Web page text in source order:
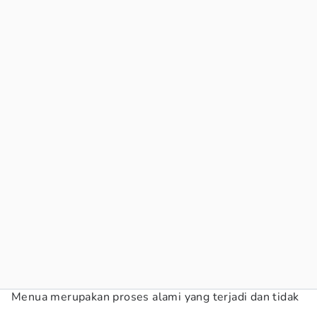
Menua merupakan proses alami yang terjadi dan tidak